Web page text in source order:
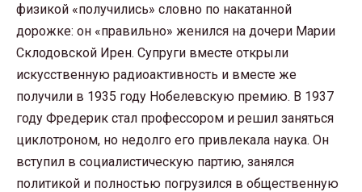
физикой «получились» словно по накатанной
дорожке: он «правильно» женился на дочери Марии
Склодовской Ирен. Супруги вместе открыли
искусственную радиоактивность и вместе же
получили в 1935 году Нобелевскую премию. В 1937
году Фредерик стал профессором и решил заняться
циклотроном, но недолго его привлекала наука. Он
вступил в социалистическую партию, занялся
политикой и полностью погрузился в общественную